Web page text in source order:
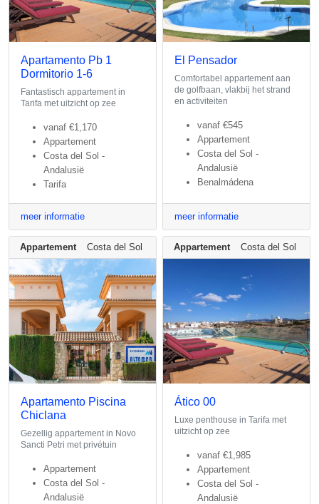
Apartamento Pb 1
Dormitorio 1-6
Fantastisch appartement in
Tarifa met uitzicht op zee
vanaf €1,170
Appartement
Costa del Sol -
Andalusië
Tarifa
meer informatie
El Pensador
Comfortabel appartement aan
de golfbaan, vlakbij het strand
en activiteiten
vanaf €545
Appartement
Costa del Sol -
Andalusië
Benalmádena
meer informatie
Appartement Costa del Sol - Andalusië
Apartamento Piscina
Chiclana
Gezellig appartement in Novo
Sancti Petri met privétuin
Appartement
Costa del Sol -
Andalusië
Appartement Costa del Sol -
Ático 00
Luxe penthouse in Tarifa met
uitzicht op zee
vanaf €1,985
Appartement
Costa del Sol -
Andalusië